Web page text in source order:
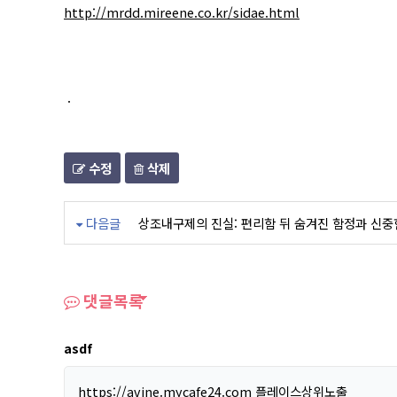
http://mrdd.mireene.co.kr/sidae.html
.
수정 삭제
다음글 상조내구제의 진실: 편리함 뒤 숨겨진 함정과 신
댓글목록
asdf
https://avine.mycafe24.com 플레이스상위노출